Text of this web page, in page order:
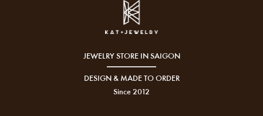
JEWELRY STORE IN SAIGON
DESIGN & MADE TO ORDER
Since 2012